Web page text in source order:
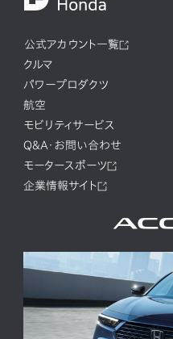
公式アカウント一覧
クルマ
パワープロダクツ
航空
モビリティサービス
Q&A・お問い合わせ
モータースポーツ
企業情報サイト